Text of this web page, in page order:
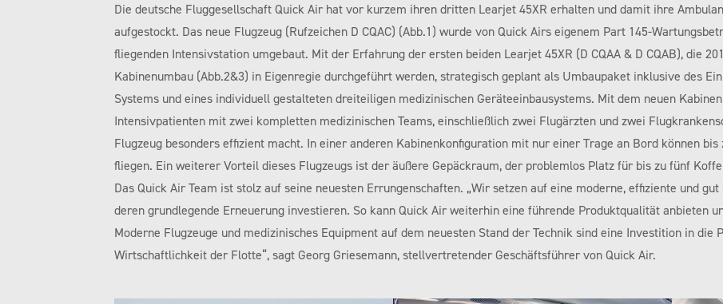
Die deutsche Fluggesellschaft Quick Air hat vor kurzem ihren dritten Learjet 45XR erhalten und damit ihre
aufgestockt. Das neue Flugzeug (Rufzeichen D CQAC) (Abb.1) wurde von Quick Airs eigenem Part 145-
fliegenden Intensivstation umgebaut. Mit der Erfahrung der ersten beiden Learjet 45XR (D CQAA & D CQAB), die
Kabinenumbau (Abb.2&3) in Eigenregie durchgeführt werden, strategisch geplant als Umbaupaket inklusive des
Systems und eines individuell gestalteten dreiteiligen medizinischen Geräteeinbausystems. Mit dem neuen
Intensivpatienten mit zwei kompletten medizinischen Teams, einschließlich zwei Flugärzten und zwei
Flugzeug besonders effizient macht. In einer anderen Kabinenkonfiguration mit nur einer Trage an Bord können
fliegen. Ein weiterer Vorteil dieses Flugzeugs ist der äußere Gepäckraum, der problemlos Platz für bis zu fünf
Das Quick Air Team ist stolz auf seine neuesten Errungenschaften. „Wir setzen auf eine moderne, effiziente und
deren grundlegende Erneuerung investieren. So kann Quick Air weiterhin eine führende Produktqualität anbieten
Moderne Flugzeuge und medizinisches Equipment auf dem neuesten Stand der Technik sind eine Investition in die
Wirtschaftlichkeit der Flotte“, sagt Georg Griesemann, stellvertretender Geschäftsführer von Quick Air.